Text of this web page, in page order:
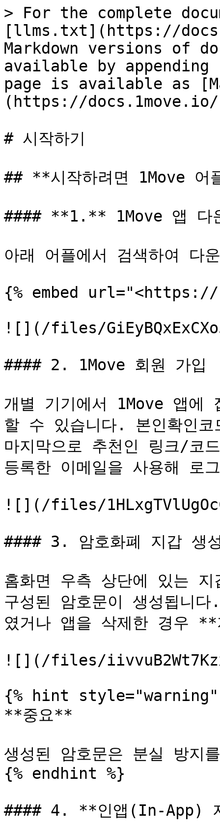
> For the complete
[llms.txt](https://
Markdown versions of
available by
page is available as
(https://
# 시작하기
## **시작하려면 1Move 어
#### **1.** 1Move 앱 다
아래 어플에서 검색하여 다
{% embed
![](/files/
#### 2. 1Move 회원 가입
개별 기기에서 1Move 앱에
할 수 있습니다. 본인확인
마지막으로 추천인 링크/코
등록한 이메일을 사용해 로
![](/files/
#### 3. 암호화폐 지갑 생
홈화면 우측 상단에 있는
구성된 암호문이 생성됩니
였거나 앱을 삭제한 경우
![](/files/
{% hint style="warning"
**중요**
생성된 암호문은 분실 방지
{% endhint %}
#### 4. **인앱(In-App)